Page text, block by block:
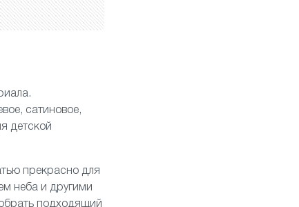
, сатиновое,
детской
прекрасно для
неба и другими
подходящий